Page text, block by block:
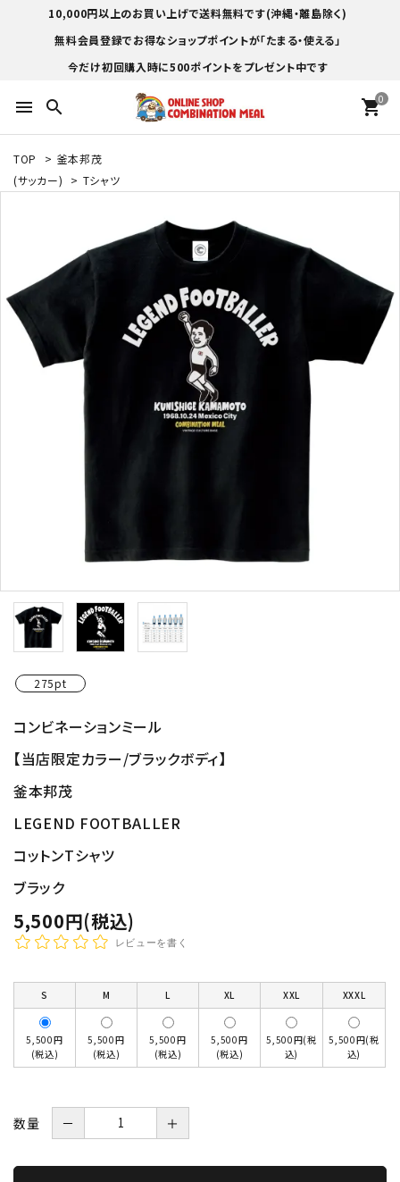
10,000円以上のお買い上げで送料無料です(沖縄・離島除く)
無料会員登録でお得なショップポイントが「たまる・使える」
今だけ初回購入時に500ポイントをプレゼント中です
menu search 0
shopping_cart
TOP > 釜本邦茂
(サッカー)
> Tシャツ
275pt
コンビネーションミール
【当店限定カラー/ブラックボディ】
釜本邦茂
LEGEND FOOTBALLER
コットンTシャツ
ブラック
5,500円(税込)
レビューを書く
S M L XL XXL XXXL
5,500円
(税込)
5,500円
(税込)
5,500円
(税込)
5,500円
(税込)
5,500円(税
込)
5,500円(税
込)
数量 － ＋